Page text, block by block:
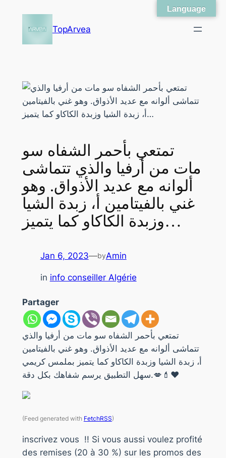
TopArvea
تمتعي بأحمر الشفاه سو
مات من أرفيا والذي تتماشى
ألوانه مع عديد الأذواق. وهو
غني بالفيتامين أ، زبدة الشيا
وزبدة الكاكاو كما يتميز…
Jan 6, 2023—byAmin
in info conseiller Algérie
Partager
تمتعي بأحمر الشفاه سو مات من أرفيا والذي
تتماشى ألوانه مع عديد الأذواق. وهو غني بالفيتامين
أ، زبدة الشيا وزبدة الكاكاو كما يتميز بملمس كريمي
سهل التطبيق يرسم شفاهك بكل دقة.💋💄❤️
(Feed generated with FetchRSS)
inscrivez vous !! Si vous aussi voulez profité
des remises (20 à 30 %) sur les promos des
Language